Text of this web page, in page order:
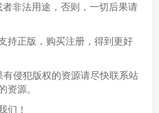
非法用途，否则，一切后果请
持正版，购买注册，得到更好
侵犯版权的资源请尽快联系站
资源。
们！